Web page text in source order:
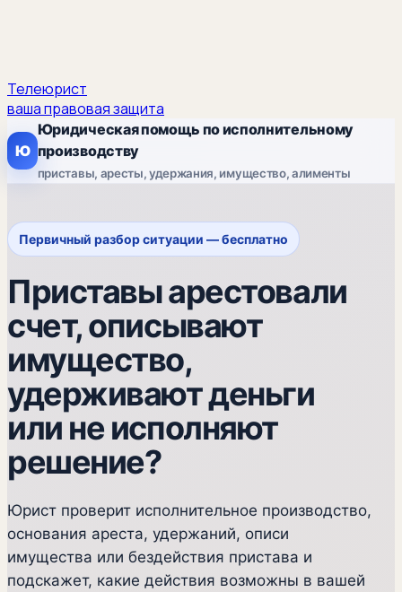
Телеюрист
ваша правовая защита
Ю
Юридическая помощь по исполнительному
производству
приставы, аресты, удержания, имущество, алименты
Первичный разбор ситуации — бесплатно
Приставы арестовали
счет, описывают
имущество,
удерживают деньги
или не исполняют
решение?
Юрист проверит исполнительное производство,
основания ареста, удержаний, описи
имущества или бездействия пристава и
подскажет, какие действия возможны в вашей